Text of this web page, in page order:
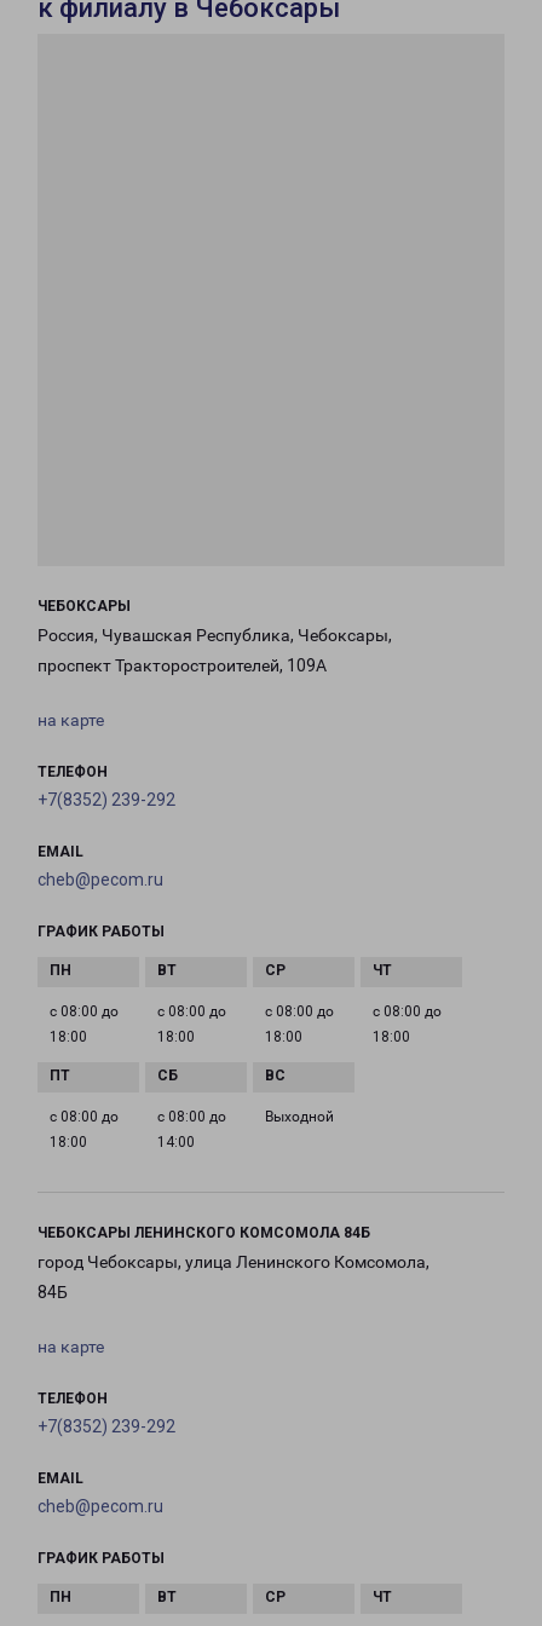
к филиалу в Чебоксары
ЧЕБОКСАРЫ
Россия, Чувашская Республика, Чебоксары,
проспект Тракторостроителей, 109А
на карте
ТЕЛЕФОН
+7(8352) 239-292
EMAIL
cheb@pecom.ru
ГРАФИК РАБОТЫ
с 08:00 до
18:00
с 08:00 до
18:00
с 08:00 до
18:00
с 08:00 до
18:00
с 08:00 до
18:00
с 08:00 до
14:00
Выходной
ЧЕБОКСАРЫ ЛЕНИНСКОГО КОМСОМОЛА 84Б
город Чебоксары, улица Ленинского Комсомола,
84Б
на карте
ТЕЛЕФОН
+7(8352) 239-292
EMAIL
cheb@pecom.ru
ГРАФИК РАБОТЫ